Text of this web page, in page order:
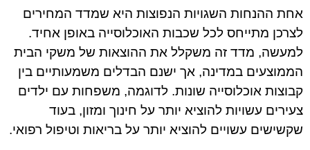
אחת ההנחות השגויות הנפוצות היא שמדד המחירים
לצרכן מתייחס לכל שכבות האוכלוסייה באופן אחיד.
למעשה, מדד זה משקלל את ההוצאות של משקי הבית
הממוצעים במדינה, אך ישנם הבדלים משמעותיים בין
קבוצות אוכלוסייה שונות. לדוגמה, משפחות עם ילדים
צעירים עשויות להוציא יותר על חינוך ומזון, בעוד
שקשישים עשויים להוציא יותר על בריאות וטיפול רפואי.